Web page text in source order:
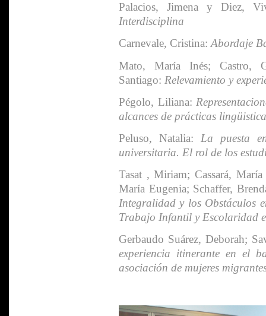
Palacios, Jimena y Diez,
Interdisciplina
Carnevale, Cristina:Abordaje
Mato, María Inés; Castro,
Santiago: Relevamiento y
Pégolo, Liliana:
alcances de prácticas
Peluso, Natalia: La puesta
universitaria. El rol de los
Tasat , Miriam; Cassará,
María Eugenia; Schaffer,
Integralidad y los Obstáculos
Trabajo Infantil y Escolaridad
Gerbaudo Suárez, Deborah;
experiencia itinerante en el
asociación de mujeres